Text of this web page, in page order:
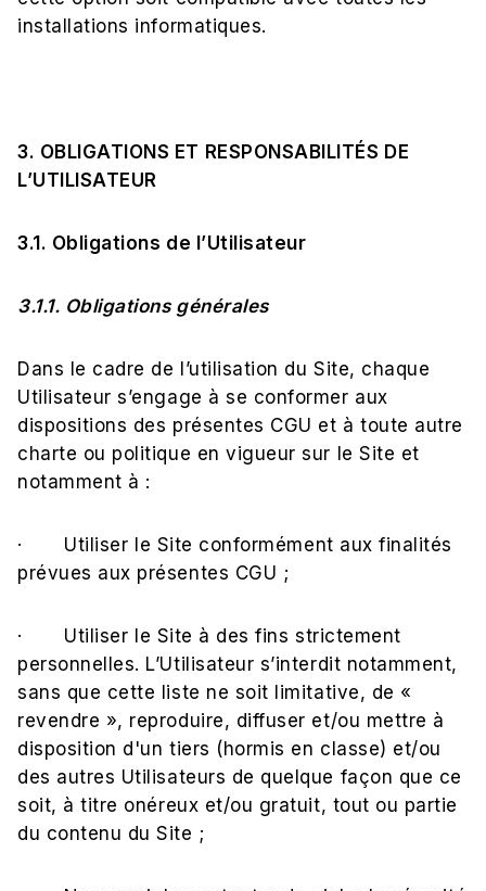
installations informatiques.
3. OBLIGATIONS ET RESPONSABILITÉS DE
L’UTILISATEUR
3.1. Obligations de l’Utilisateur
3.1.1. Obligations générales
Dans le cadre de l’utilisation du Site, chaque
Utilisateur s’engage à se conformer aux
dispositions des présentes CGU et à toute autre
charte ou politique en vigueur sur le Site et
notamment à :
· Utiliser le Site conformément aux finalités
prévues aux présentes CGU ;
· Utiliser le Site à des fins strictement
personnelles. L’Utilisateur s’interdit notamment,
sans que cette liste ne soit limitative, de «
revendre », reproduire, diffuser et/ou mettre à
disposition d'un tiers (hormis en classe) et/ou
des autres Utilisateurs de quelque façon que ce
soit, à titre onéreux et/ou gratuit, tout ou partie
du contenu du Site ;